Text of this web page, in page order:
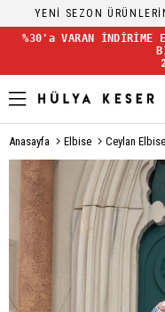
YENİ SEZON
%30'a VARAN İNDİRİME
Anasayfa Elbise Ceylan